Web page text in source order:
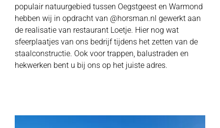
populair natuurgebied tussen Oegstgeest en Warmond
hebben wij in opdracht van @horsman.nl gewerkt aan
de realisatie van restaurant Loetje. Hier nog wat
sfeerplaatjes van ons bedrijf tijdens het zetten van de
staalconstructie. Ook voor trappen, balustraden en
hekwerken bent u bij ons op het juiste adres.